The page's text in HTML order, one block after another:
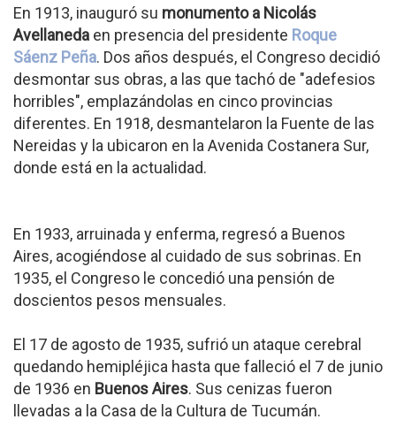
En 1913, inauguró su monumento a Nicolás
Avellaneda en presencia del presidente Roque
Sáenz Peña. Dos años después, el Congreso decidió
desmontar sus obras, a las que tachó de "adefesios
horribles", emplazándolas en cinco provincias
diferentes. En 1918, desmantelaron la Fuente de las
Nereidas y la ubicaron en la Avenida Costanera Sur,
donde está en la actualidad.
En 1933, arruinada y enferma, regresó a Buenos
Aires, acogiéndose al cuidado de sus sobrinas. En
1935, el Congreso le concedió una pensión de
doscientos pesos mensuales.
El 17 de agosto de 1935, sufrió un ataque cerebral
quedando hemipléjica hasta que falleció el 7 de junio
de 1936 en Buenos Aires. Sus cenizas fueron
llevadas a la Casa de la Cultura de Tucumán.